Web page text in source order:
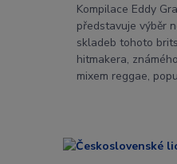
Kompilace Eddy
představuje výběr
skladeb tohoto
hitmakera,
mixem reggae,